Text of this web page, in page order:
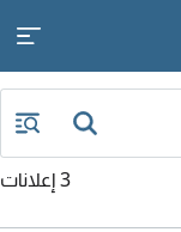
3 إعلانات